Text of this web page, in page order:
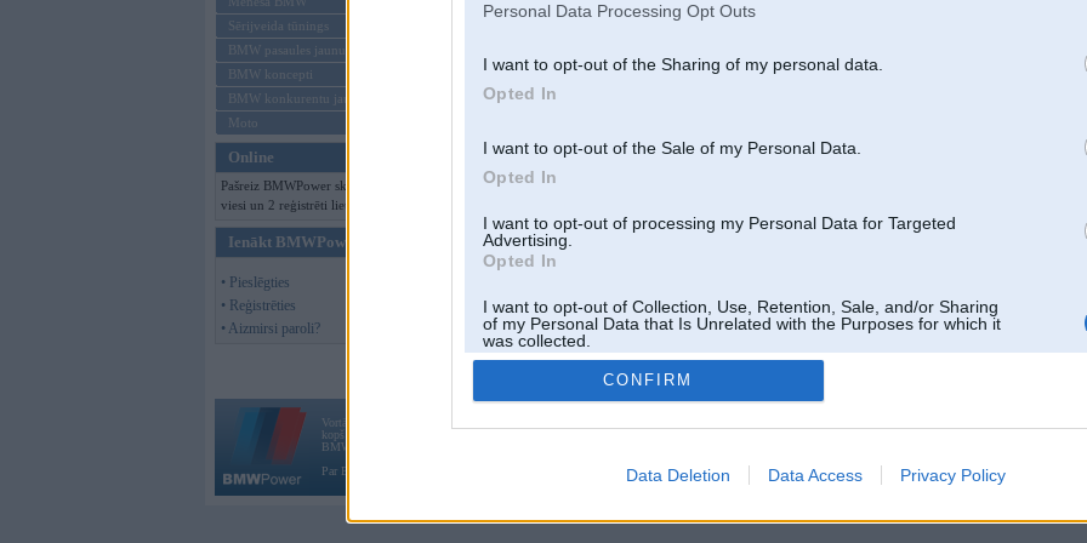
Personal Data Processing Opt Outs
I want to opt-out of the Sharing of my personal data.
Opted In
I want to opt-out of the Sale of my Personal Data.
Opted In
I want to opt-out of processing my Personal Data for Targeted
Advertising.
Opted In
I want to opt-out of Collection, Use, Retention, Sale, and/or Sharing
of my Personal Data that Is Unrelated with the Purposes for which it
was collected.
Opted Out
CONFIRM
Data Deletion Data Access Privacy Policy
Sērijveida tūnings
BMW pasaules jaunumi
BMW koncepti
BMW konkurentu jaunumi
Moto
Online
Pašreiz BMWPower skatās 127
viesi un 2 reģistrēti lietotāji.
Ienākt BMWPower
• Pieslēgties
• Reģistrēties
• Aizmirsi paroli?
Vortāls BMWPower.lv darbojas
kopš 2002. gada 14. maija. Tas nav auto klubs un nav saistīts ar
BMW AG.
Par BMWPower